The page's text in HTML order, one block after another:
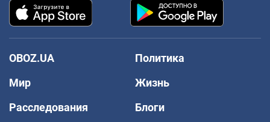
OBOZ.UA
Политика
Мир
Жизнь
Расследования
Блоги